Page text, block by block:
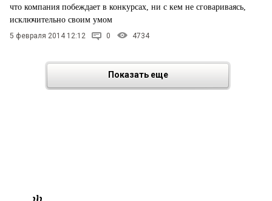
что компания побеждает в конкурсах, ни с кем не сговариваясь,
исключительно своим умом
5 февраля 2014 12:12 0 4734
Показать еще